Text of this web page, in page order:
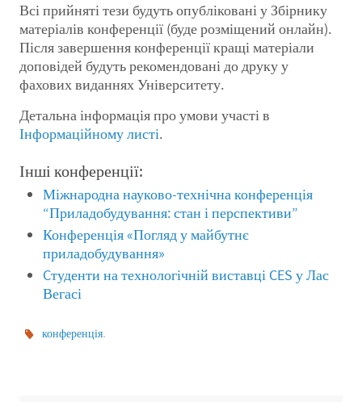
Всі прийняті тези будуть опубліковані у Збірнику
матеріалів конференції (буде розміщений онлайн).
Після завершення конференції кращі матеріали
доповідей будуть рекомендовані до друку у
фахових виданнях Університету.
Детальна інформація про умови участі в
Інформаційному листі.
Інші конференції:
Міжнародна науково-технічна конференція
“Приладобудування: стан і перспективи”
Конференція «Погляд у майбутнє
приладобудування»
Cтуденти на технологічній виставці CES у Лас
Вегасі
конференція.